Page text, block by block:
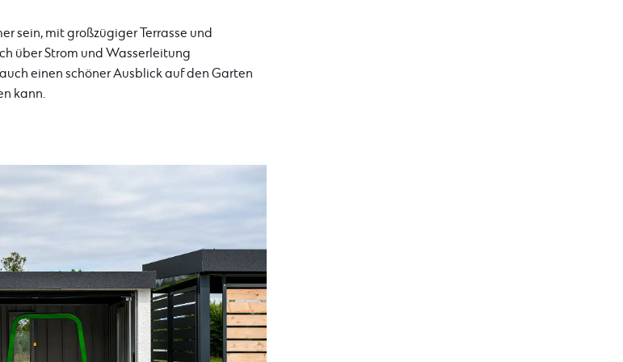
sein, mit großzügiger Terrasse und
über Strom und Wasserleitung
einen schöner Ausblick auf den Garten
kann.